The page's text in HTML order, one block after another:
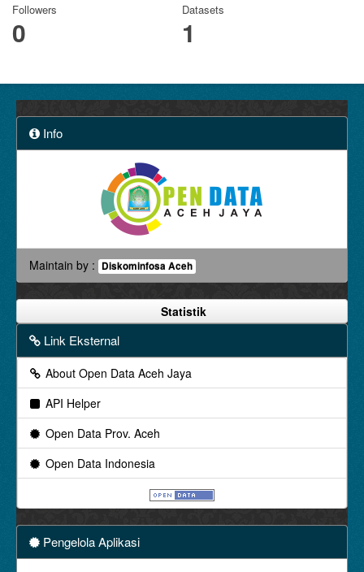
Followers
0
Datasets
1
Info
Maintain by : Diskominfosa Aceh
Statistik
Link Eksternal
About Open Data Aceh Jaya
API Helper
Open Data Prov. Aceh
Open Data Indonesia
Pengelola Aplikasi